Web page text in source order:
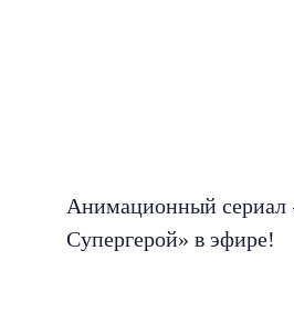
Анимационный сериал
Супергерой» в эфире!